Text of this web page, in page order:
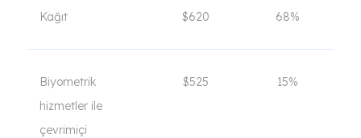
Kağıt $620 68%
Biyometrik
hizmetler ile
çevrimiçi
$525 15%